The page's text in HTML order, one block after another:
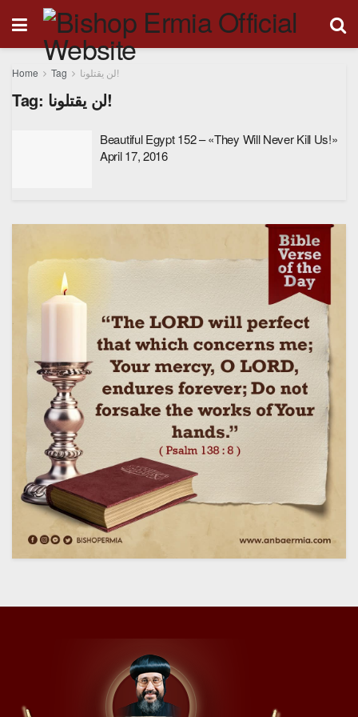
Home Tag لن يقتلونا!
Tag: لن يقتلونا!
Beautiful Egypt 152 – «They Will Never Kill Us!»
April 17, 2016